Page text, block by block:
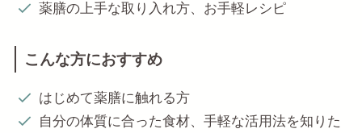
薬膳の上手な取り入れ方、お手軽レシピ
こんな方におすすめ
はじめて薬膳に触れる方
自分の体質に合った食材、手軽な活用法を知りた